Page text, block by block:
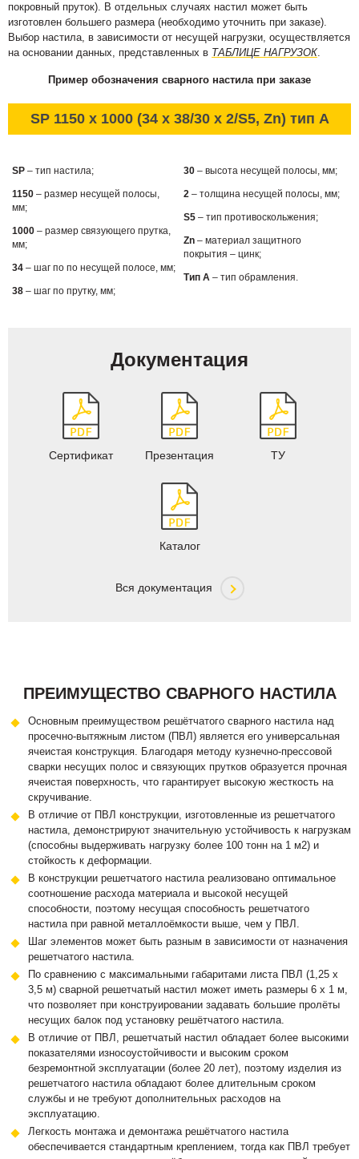
покровный пруток). В отдельных случаях настил может быть
изготовлен большего размера (необходимо уточнить при заказе).
Выбор настила, в зависимости от несущей нагрузки, осуществляется
на основании данных, представленных в ТАБЛИЦЕ НАГРУЗОК.
Пример обозначения сварного настила при заказе
SP 1150 x 1000 (34 x 38/30 x 2/S5, Zn) тип А
SP – тип настила;
1150 – размер несущей полосы,
мм;
1000 – размер связующего прутка,
мм;
34 – шаг по по несущей полосе, мм;
38 – шаг по прутку, мм;
30 – высота несущей полосы, мм;
2 – толщина несущей полосы, мм;
S5 – тип противоскольжения;
Zn – материал защитного
покрытия – цинк;
Тип А – тип обрамления.
Документация
Сертификат Презентация ТУ
Каталог
Вся документация
ПРЕИМУЩЕСТВО СВАРНОГО НАСТИЛА
Основным преимуществом решётчатого сварного настила над
просечно-вытяжным листом (ПВЛ) является его универсальная
ячеистая конструкция. Благодаря методу кузнечно-прессовой
сварки несущих полос и связующих прутков образуется прочная
ячеистая поверхность, что гарантирует высокую жесткость на
скручивание.
В отличие от ПВЛ конструкции, изготовленные из решетчатого
настила, демонстрируют значительную устойчивость к нагрузкам
(способны выдерживать нагрузку более 100 тонн на 1 м2) и
стойкость к деформации.
В конструкции решетчатого настила реализовано оптимальное
соотношение расхода материала и высокой несущей
способности, поэтому несущая способность решетчатого
настила при равной металлоёмкости выше, чем у ПВЛ.
Шаг элементов может быть разным в зависимости от назначения
решетчатого настила.
По сравнению с максимальными габаритами листа ПВЛ (1,25 х
3,5 м) сварной решетчатый настил может иметь размеры 6 х 1 м,
что позволяет при конструировании задавать большие пролёты
несущих балок под установку решётчатого настила.
В отличие от ПВЛ, решетчатый настил обладает более высокими
показателями износоустойчивости и высоким сроком
безремонтной эксплуатации (более 20 лет), поэтому изделия из
решетчатого настила обладают более длительным сроком
службы и не требуют дополнительных расходов на
эксплуатацию.
Легкость монтажа и демонтажа решётчатого настила
обеспечивается стандартным креплением, тогда как ПВЛ требует